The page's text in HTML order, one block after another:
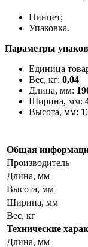
Пинцет;
Упаковка.
Параметры
Единица
Вес, кг: 0,04
Длина, мм:
Ширина, мм:
Высота, мм:
Общая
Производитель
Длина, мм
Высота, мм
Ширина, мм
Вес, кг
Технические
Длина, мм